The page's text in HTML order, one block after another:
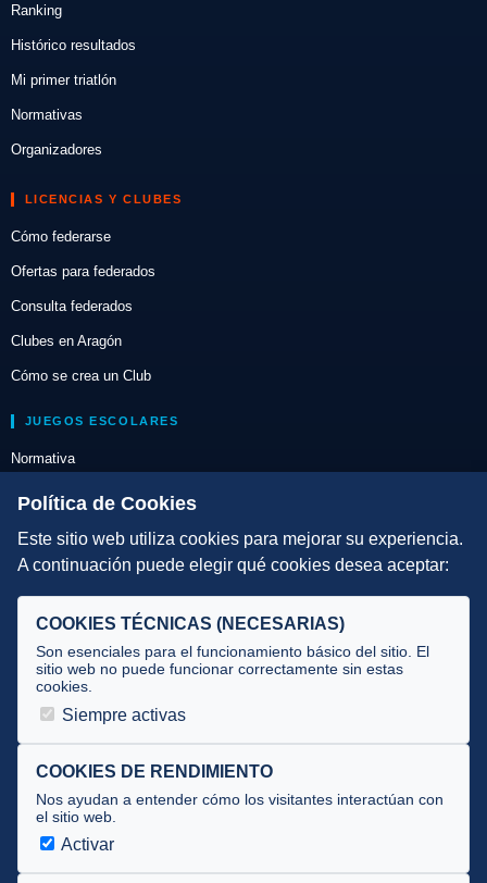
Ranking
Histórico resultados
Mi primer triatlón
Normativas
Organizadores
LICENCIAS Y CLUBES
Cómo federarse
Ofertas para federados
Consulta federados
Clubes en Aragón
Cómo se crea un Club
JUEGOS ESCOLARES
Normativa
Escuelas de Triatlón
DIRECCIÓN TÉCNICA
Selecciones
Tecnificación
JUECES Y OFICIALES
Documentos
Cursos
Circulares oficiales
Convocatorias y Equipaciones
Política de Cookies
Este sitio web utiliza cookies para mejorar su experiencia.
A continuación puede elegir qué cookies desea aceptar:
COOKIES TÉCNICAS (NECESARIAS)
Son esenciales para el funcionamiento básico del sitio. El
sitio web no puede funcionar correctamente sin estas
cookies.
Siempre activas
COOKIES DE RENDIMIENTO
Nos ayudan a entender cómo los visitantes interactúan con
el sitio web.
Activar